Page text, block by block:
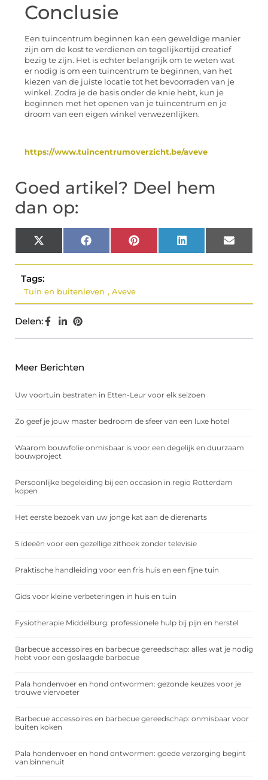
Conclusie
Een tuincentrum beginnen kan een geweldige manier
zijn om de kost te verdienen en tegelijkertijd creatief
bezig te zijn. Het is echter belangrijk om te weten wat
er nodig is om een tuincentrum te beginnen, van het
kiezen van de juiste locatie tot het bevoorraden van je
winkel. Zodra je de basis onder de knie hebt, kun je
beginnen met het openen van je tuincentrum en je
droom van een eigen winkel verwezenlijken.
https://www.tuincentrumoverzicht.be/aveve
Goed artikel? Deel hem
dan op:
X
(Twitter)
Facebook Pinterest LinkedIn Email
Tags:
Tuin en buitenleven , Aveve
Delen:
Meer Berichten
Uw voortuin bestraten in Etten-Leur voor elk seizoen
Zo geef je jouw master bedroom de sfeer van een luxe hotel
Waarom bouwfolie onmisbaar is voor een degelijk en duurzaam
bouwproject
Persoonlijke begeleiding bij een occasion in regio Rotterdam
kopen
Het eerste bezoek van uw jonge kat aan de dierenarts
5 ideeën voor een gezellige zithoek zonder televisie
Praktische handleiding voor een fris huis en een fijne tuin
Gids voor kleine verbeteringen in huis en tuin
Fysiotherapie Middelburg: professionele hulp bij pijn en herstel
Barbecue accessoires en barbecue gereedschap: alles wat je nodig
hebt voor een geslaagde barbecue
Pala hondenvoer en hond ontwormen: gezonde keuzes voor je
trouwe viervoeter
Barbecue accessoires en barbecue gereedschap: onmisbaar voor
buiten koken
Pala hondenvoer en hond ontwormen: goede verzorging begint
van binnenuit